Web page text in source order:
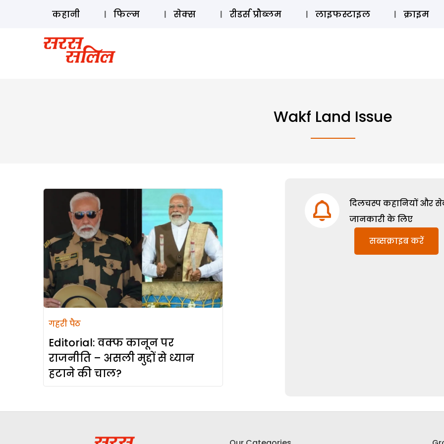
ऑडियो
कहानी फिल्म सेक्स रीडर्स प्रौब्लम लाइफस्टाइल क्राइम
Wakf Land Issue
गहरी पैठ
Editorial: वक्फ कानून पर
राजनीति – असली मुद्दों से ध्यान
हटाने की चाल?
दिलचस्प कहानियों और
जानकारी के लिए
सब्सक्राइब करें